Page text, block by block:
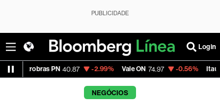
PUBLICIDADE
Login
40.87 -2.99% Vale ON 74.97 -0.56% Itaú PN 40.75
NEGÓCIOS